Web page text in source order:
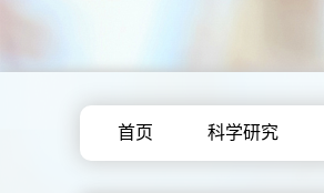
首页 科学研究